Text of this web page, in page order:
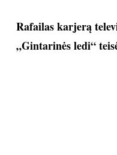
Rafailas karjerą
„Gintarinės ledi“